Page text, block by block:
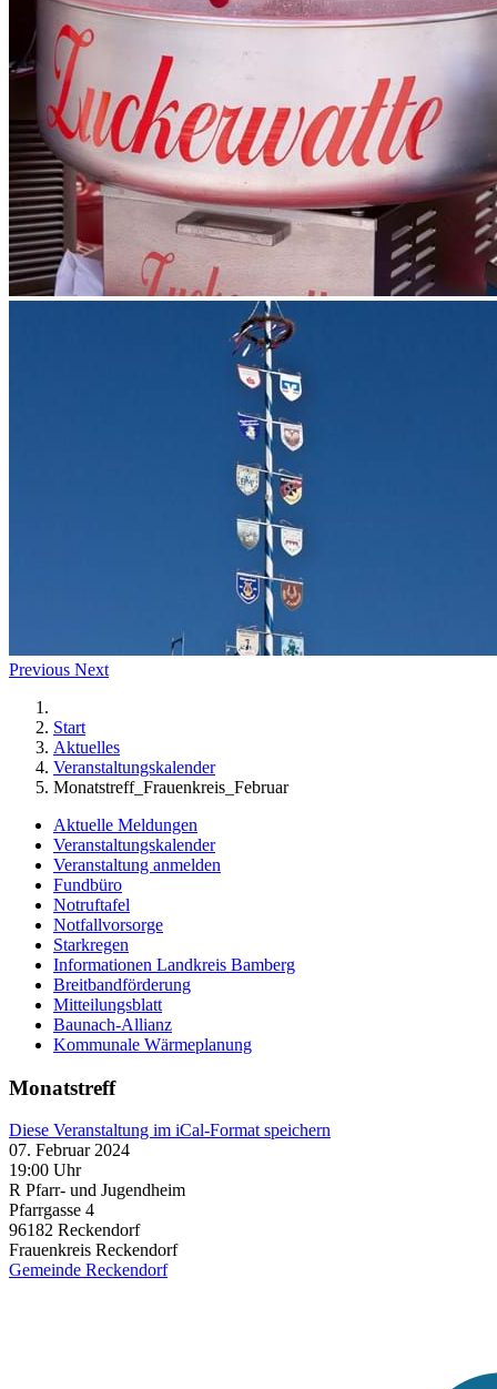
Previous Next
Start
Aktuelles
Veranstaltungskalender
Monatstreff_Frauenkreis_Februar
Aktuelle Meldungen
Veranstaltungskalender
Veranstaltung anmelden
Fundbüro
Notruftafel
Notfallvorsorge
Starkregen
Informationen Landkreis Bamberg
Breitbandförderung
Mitteilungsblatt
Baunach-Allianz
Kommunale Wärmeplanung
Monatstreff
Diese Veranstaltung im iCal-Format speichern
07. Februar 2024
19:00 Uhr
R Pfarr- und Jugendheim
Pfarrgasse 4
96182 Reckendorf
Frauenkreis Reckendorf
Gemeinde Reckendorf